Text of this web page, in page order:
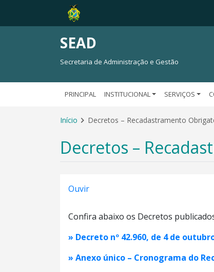
SEAD
Secretaria de Administração e Gestão
PRINCIPAL INSTITUCIONAL SERVIÇOS
Início Decretos – Recadastramento
Decretos –
Ouvir
Confira abaixo os Decretos
» Decreto nº 42.960, de 4 de
» Anexo único – Cronograma do